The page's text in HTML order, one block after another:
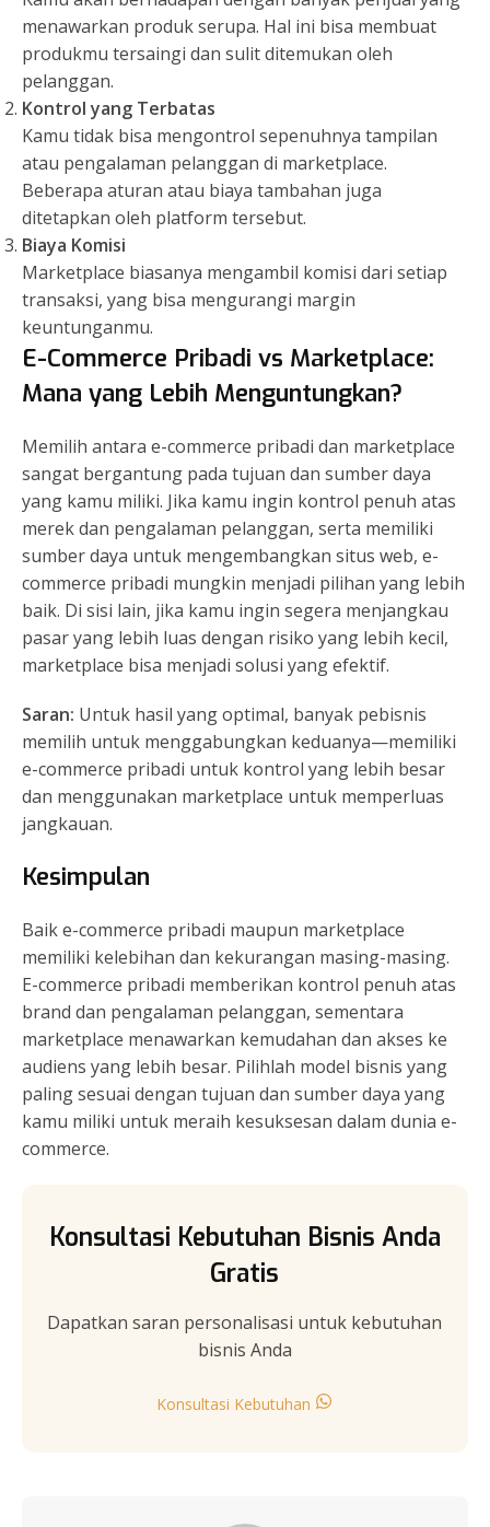
menawarkan produk serupa. Hal ini bisa membuat
produkmu tersaingi dan sulit ditemukan oleh
pelanggan.
Kontrol yang Terbatas
Kamu tidak bisa mengontrol sepenuhnya tampilan
atau pengalaman pelanggan di marketplace.
Beberapa aturan atau biaya tambahan juga
ditetapkan oleh platform tersebut.
Biaya Komisi
Marketplace biasanya mengambil komisi dari setiap
transaksi, yang bisa mengurangi margin
keuntunganmu.
E-Commerce Pribadi vs Marketplace:
Mana yang Lebih Menguntungkan?
Memilih antara e-commerce pribadi dan marketplace
sangat bergantung pada tujuan dan sumber daya
yang kamu miliki. Jika kamu ingin kontrol penuh atas
merek dan pengalaman pelanggan, serta memiliki
sumber daya untuk mengembangkan situs web, e-
commerce pribadi mungkin menjadi pilihan yang lebih
baik. Di sisi lain, jika kamu ingin segera menjangkau
pasar yang lebih luas dengan risiko yang lebih kecil,
marketplace bisa menjadi solusi yang efektif.
Saran: Untuk hasil yang optimal, banyak pebisnis
memilih untuk menggabungkan keduanya—memiliki
e-commerce pribadi untuk kontrol yang lebih besar
dan menggunakan marketplace untuk memperluas
jangkauan.
Kesimpulan
Baik e-commerce pribadi maupun marketplace
memiliki kelebihan dan kekurangan masing-masing.
E-commerce pribadi memberikan kontrol penuh atas
brand dan pengalaman pelanggan, sementara
marketplace menawarkan kemudahan dan akses ke
audiens yang lebih besar. Pilihlah model bisnis yang
paling sesuai dengan tujuan dan sumber daya yang
kamu miliki untuk meraih kesuksesan dalam dunia e-
commerce.
Konsultasi Kebutuhan Bisnis Anda
Gratis
Dapatkan saran personalisasi untuk kebutuhan
bisnis Anda
Konsultasi Kebutuhan